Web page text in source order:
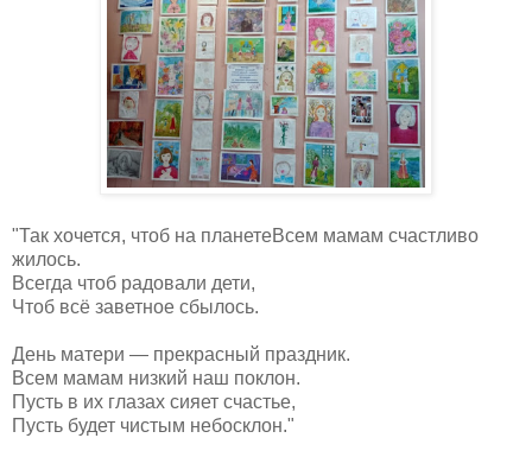
"Так хочется, чтоб на планетеВсем мамам счастливо
жилось.
Всегда чтоб радовали дети,
Чтоб всё заветное сбылось.
День матери — прекрасный праздник.
Всем мамам низкий наш поклон.
Пусть в их глазах сияет счастье,
Пусть будет чистым небосклон."